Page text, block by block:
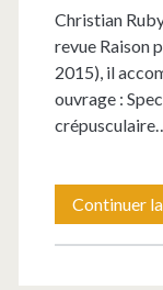
Christian
revue Raison
2015), il
ouvrage :
crépusculaire…
Continuer